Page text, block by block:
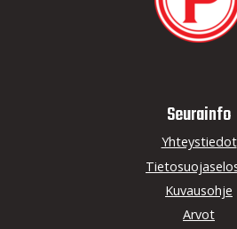
Seurainfo
Yhteystiedot
Kuvausohje
Arvot